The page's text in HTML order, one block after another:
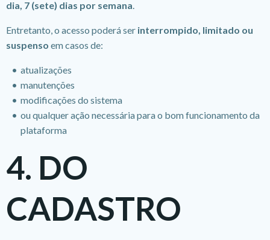
dia, 7 (sete) dias por semana.
Entretanto, o acesso poderá ser interrompido, limitado ou
suspenso em casos de:
atualizações
manutenções
modificações do sistema
ou qualquer ação necessária para o bom funcionamento da
plataforma
4. DO
CADASTRO